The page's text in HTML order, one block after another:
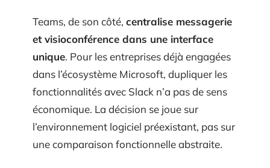
Teams, de son côté, centralise messagerie
et visioconférence dans une interface
unique. Pour les entreprises déjà engagées
dans l’écosystème Microsoft, dupliquer les
fonctionnalités avec Slack n’a pas de sens
économique. La décision se joue sur
l’environnement logiciel préexistant, pas sur
une comparaison fonctionnelle abstraite.